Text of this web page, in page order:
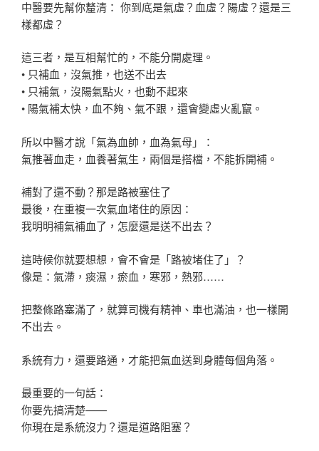
中醫要先幫你釐清： 你到底是氣虛？血虛？陽虛？還是三
樣都虛？
這三者，是互相幫忙的，不能分開處理。
• 只補血，沒氣推，也送不出去
• 只補氣，沒陽氣點火，也動不起來
• 陽氣補太快，血不夠、氣不跟，還會變虛火亂竄。
所以中醫才說「氣為血帥，血為氣母」：
氣推著血走，血養著氣生，兩個是搭檔，不能拆開補。
補對了還不動？那是路被塞住了
最後，在重複一次氣血堵住的原因：
我明明補氣補血了，怎麼還是送不出去？
這時候你就要想想，會不會是「路被堵住了」？
像是：氣滯，痰濕，瘀血，寒邪，熱邪……
把整條路塞滿了，就算司機有精神、車也滿油，也一樣開
不出去。
系統有力，還要路通，才能把氣血送到身體每個角落。
最重要的一句話：
你要先搞清楚——
你現在是系統沒力？還是道路阻塞？